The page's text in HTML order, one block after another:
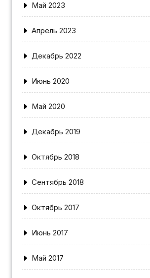
Май 2023
Апрель 2023
Декабрь 2022
Июнь 2020
Май 2020
Декабрь 2019
Октябрь 2018
Сентябрь 2018
Октябрь 2017
Июнь 2017
Май 2017